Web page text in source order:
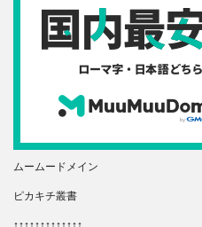
ムームードメイン
ピカキチ叢書